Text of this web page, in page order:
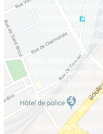
Nous serons à vos
financement au
rechercherons
Nous vous
tous les documents
serons
déclarations de
remplissage de
Nous serons